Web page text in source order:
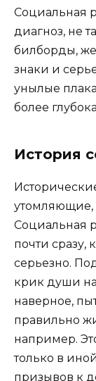
Социальная
диагноз, не
билборды,
знаки и
унылые
более
История
утомляющие,
Социальная
почти сразу,
серьезно.
крик души на
наверное,
правильно
например.
только в
призывов к